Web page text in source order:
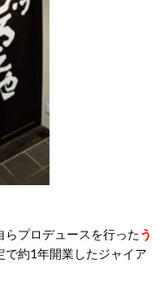
プロデュースを行った う
で約1年開業したジャイア